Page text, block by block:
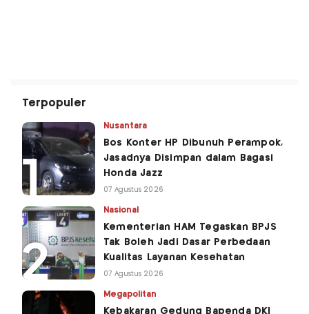
Terpopuler
Nusantara
Bos Konter HP Dibunuh Perampok,
Jasadnya Disimpan dalam Bagasi
Honda Jazz
07 Agustus 2026
Nasional
Kementerian HAM Tegaskan BPJS
Tak Boleh Jadi Dasar Perbedaan
Kualitas Layanan Kesehatan
07 Agustus 2026
Megapolitan
Kebakaran Gedung Bapenda DKI